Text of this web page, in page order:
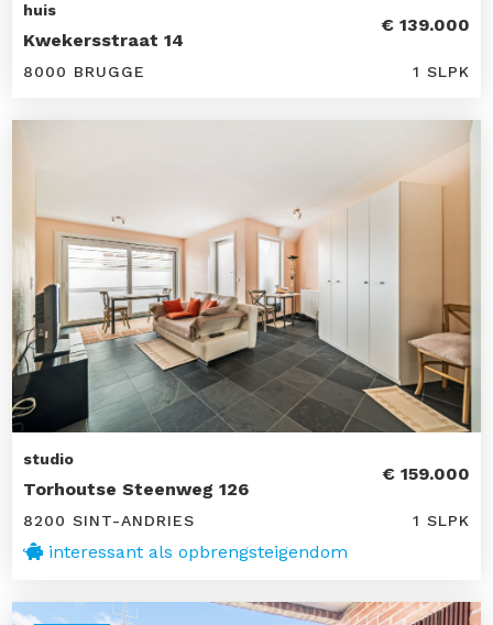
huis
Kwekersstraat 14
€ 139.000
8000 BRUGGE 1 SLPK
studio
Torhoutse Steenweg 126
€ 159.000
8200 SINT-ANDRIES 1 SLPK
interessant als opbrengsteigendom